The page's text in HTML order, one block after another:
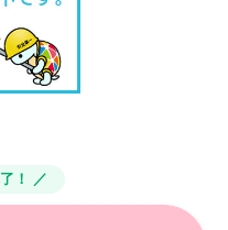
！ ／